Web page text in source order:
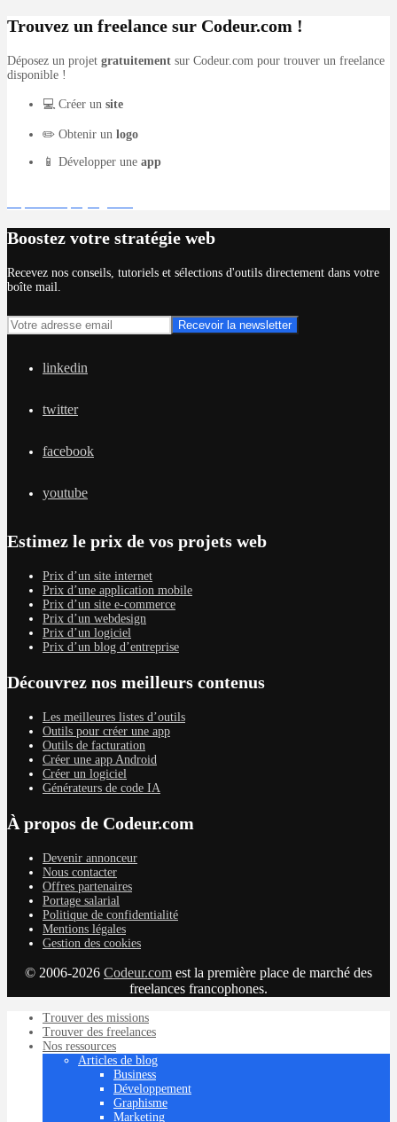
Trouvez un freelance sur Codeur.com !
Déposez un projet gratuitement sur Codeur.com pour trouver un freelance
disponible !
💻 Créer un site
✏️ Obtenir un logo
📱 Développer une app
Boostez votre stratégie web
Recevez nos conseils, tutoriels et sélections d'outils directement dans votre
boîte mail.
linkedin
twitter
facebook
youtube
Estimez le prix de vos projets web
Prix d’un site internet
Prix d’une application mobile
Prix d’un site e-commerce
Prix d’un webdesign
Prix d’un logiciel
Prix d’un blog d’entreprise
Découvrez nos meilleurs contenus
Les meilleures listes d’outils
Outils pour créer une app
Outils de facturation
Créer une app Android
Créer un logiciel
Générateurs de code IA
À propos de Codeur.com
Devenir annonceur
Nous contacter
Offres partenaires
Portage salarial
Politique de confidentialité
Mentions légales
Gestion des cookies
© 2006-2026 Codeur.com est la première place de marché des
freelances francophones.
Trouver des missions
Trouver des freelances
Nos ressources
Articles de blog
Business
Développement
Graphisme
Marketing